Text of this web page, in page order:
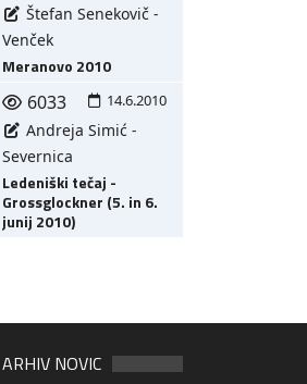
Štefan Senekovič -
Venček
Meranovo 2010
6033 14.6.2010
Andreja Simić -
Severnica
Ledeniški tečaj -
Grossglockner (5. in 6.
junij 2010)
ARHIV NOVIC